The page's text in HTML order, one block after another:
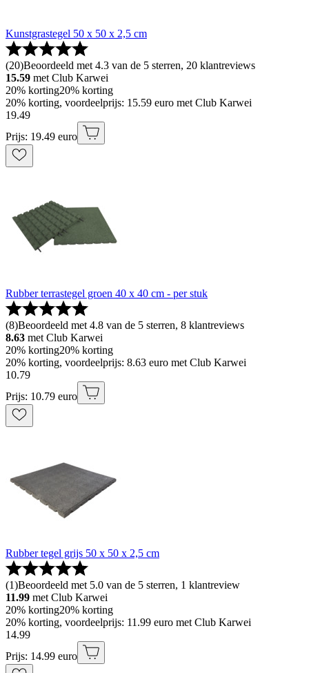
Kunstgrastegel 50 x 50 x 2,5 cm
(20)Beoordeeld met 4.3 van de 5 sterren, 20 klantreviews
15.59 met Club Karwei
20% korting20% korting
20% korting, voordeelprijs: 15.59 euro met Club Karwei
19.49
Prijs: 19.49 euro
Rubber terrastegel groen 40 x 40 cm - per stuk
(8)Beoordeeld met 4.8 van de 5 sterren, 8 klantreviews
8.63 met Club Karwei
20% korting20% korting
20% korting, voordeelprijs: 8.63 euro met Club Karwei
10.79
Prijs: 10.79 euro
Rubber tegel grijs 50 x 50 x 2,5 cm
(1)Beoordeeld met 5.0 van de 5 sterren, 1 klantreview
11.99 met Club Karwei
20% korting20% korting
20% korting, voordeelprijs: 11.99 euro met Club Karwei
14.99
Prijs: 14.99 euro